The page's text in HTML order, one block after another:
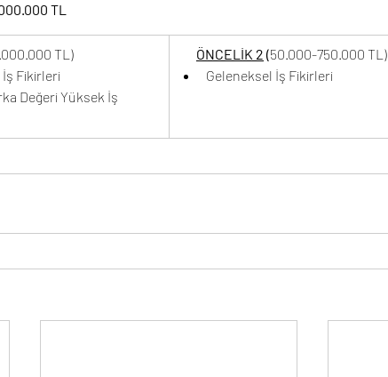
TL
TL)
Fikirleri
Değeri Yüksek İş
ÖNCELİK 2 (50.000-750.000 TL)
Geleneksel İş Fikirleri